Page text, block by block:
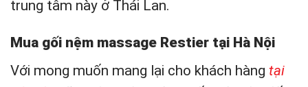
trung tâm này ở Thái Lan.
Mua gối nệm massage Restier tại Hà Nội
Với mong muốn mang lại cho khách hàng tại